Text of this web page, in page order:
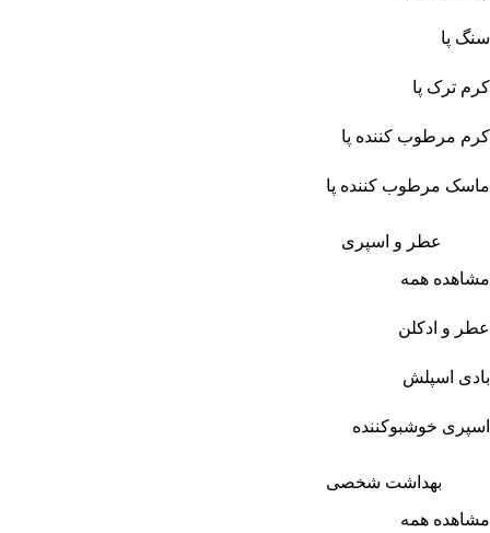
سنگ پا
کرم ترک پا
کرم مرطوب کننده پا
ماسک مرطوب کننده پا
عطر و اسپری
مشاهده همه
عطر و ادکلن
بادی اسپلش
اسپری خوشبوکننده
بهداشت شخصی
مشاهده همه